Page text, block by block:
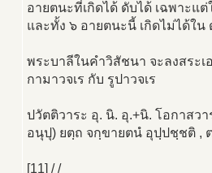
อายตนะที่เกิดได้ ดับได้ เฉพาะแ
และทั้ง ๖ อายตนะนี้ เกิดไม่ได้ใ
พระบาลีในคำวิสัชนา จะลงสระ
กามาวจเร กับ รูปาวจเร
ปวัตติวาระ อุ. นิ. อุ.+นิ. โอกาสว
อนุปุ) ยตฺถ จกฺขายตนํ อุปฺปชฺชติ ,
[11] / /